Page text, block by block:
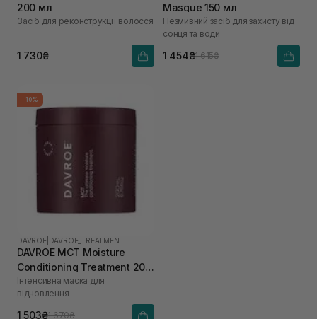
200 мл
Засіб для реконструкції волосся
1 730₴
Masque 150 мл
Незмивний засіб для захисту від
сонця та води
1 454₴1 615₴
-10%
DAVROE DAVROE_TREATMENT
DAVROE MСT Moisture
Conditioning Treatment 200
мл
Інтенсивна маска для
відновлення
1 503₴1 670₴